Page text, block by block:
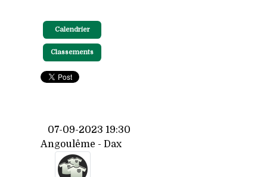
Calendrier
Classements
07-09-2023 19:30
Angoulême - Dax